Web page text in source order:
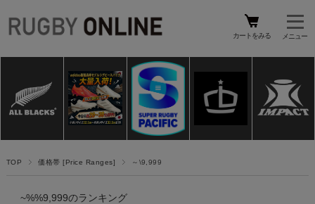
カートをみる
TOP 価格帯 [Price Ranges] ～\9,999
~%%9,999のランキング